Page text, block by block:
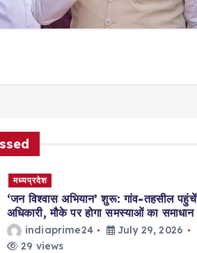
मध्यप्रदेश
‘जन विश्वास अभियान’ शुरू: गांव-तहसील
अधिकारी, मौके पर होगा समस्याओं का समाधान
indiaprime24
July 29, 2026
29 views